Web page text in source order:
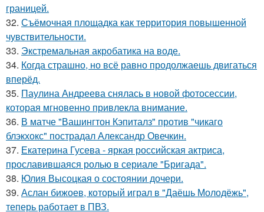
границей.
32. Съёмочная площадка как территория повышенной
чувствительности.
33. Экстремальная акробатика на воде.
34. Когда страшно, но всё равно продолжаешь двигаться
вперёд.
35. Паулина Андреева снялась в новой фотосессии,
которая мгновенно привлекла внимание.
36. В матче "Вашингтон Кэпиталз" против "чикаго
блэкхокс" пострадал Александр Овечкин.
37. Екатерина Гусева - яркая российская актриса,
прославившаяся ролью в сериале "Бригада".
38. Юлия Высоцкая о состоянии дочери.
39. Аслан бижоев, который играл в "Даёшь Молодёжь",
теперь работает в ПВЗ.